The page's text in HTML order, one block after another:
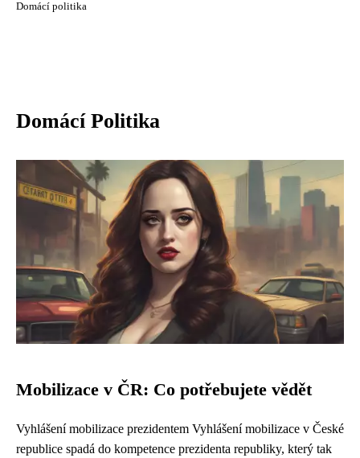
Domácí politika
Domácí Politika
Mobilizace v ČR: Co potřebujete vědět
Vyhlášení mobilizace prezidentem Vyhlášení mobilizace v České
republice spadá do kompetence prezidenta republiky, který tak